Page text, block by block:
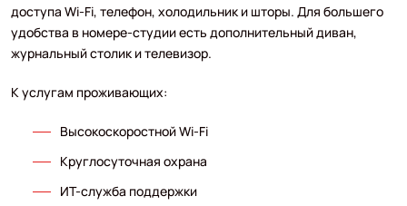
доступа Wi-Fi, телефон, холодильник и шторы. Для большего
удобства в номере-студии есть дополнительный диван,
журнальный столик и телевизор.
К услугам проживающих:
Высокоскоростной Wi-Fi
Круглосуточная охрана
ИТ-служба поддержки